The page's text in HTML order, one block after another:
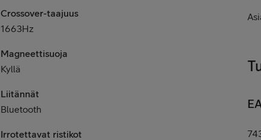
Crossover-taajuus
1663Hz
Magneettisuoja
Kyllä
Liitännät
Bluetooth
Irrotettavat ristikot